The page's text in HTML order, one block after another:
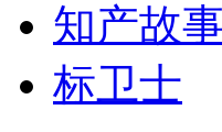
知产故
标卫士